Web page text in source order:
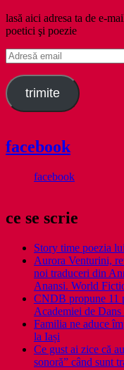
lasă aici adresa ta de e-
poetici şi poezie
Adresă
email
trimite
facebook
facebook
ce se scrie
Story time poezia
Aurora Venturini,
noi traduceri din
Anansi. World
CNDB propune 11
Academiei de
Familia ne aduce
la Iași
Ce gust ai zice că
sonoră” când sunt